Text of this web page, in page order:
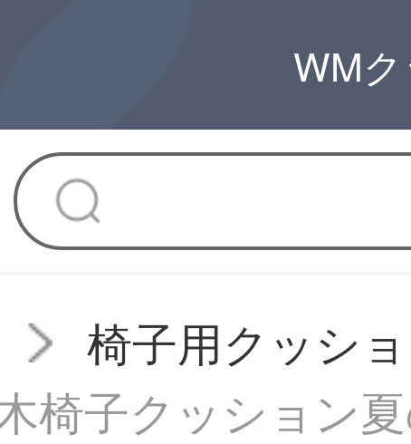
WM
椅子用クッシ
椅子クッション